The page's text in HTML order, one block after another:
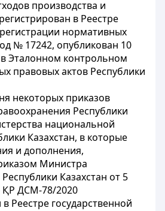
производства и
в Реестре
нормативных
№ 17242, опубликован 10
в Эталонном контрольном
правовых актов Республики
некоторых приказов
Республики
национальной
Казахстан, в которые
и дополнения,
Министра
Казахстан от 5
ҚР ДСМ-78/2020
Реестре государственной